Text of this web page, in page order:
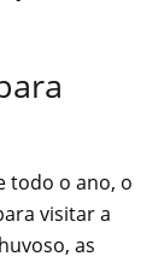
todo o ano, o
visitar a
as